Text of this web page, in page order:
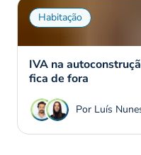
Habitação
IVA na
fica de fora
Por Luís